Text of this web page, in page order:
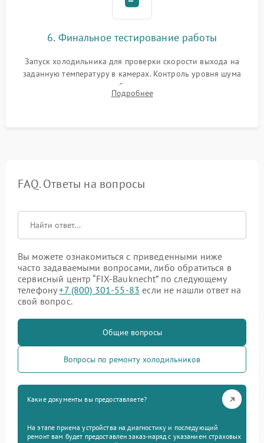
6. Финальное тестирование работы
Запуск холодильника для проверки скорости выхода на
заданную температуру в камерах. Контроль уровня шума
компрессора, отсутствия обмерзания стенок и корректного
срабатывания системы автоматической оттайки.
Подробнее
FAQ. Ответы на вопросы
Вы можете ознакомиться с приведенными ниже
часто задаваемыми вопросами, либо обратиться в
сервисный центр “FIX-Bauknecht” по следующему
телефону+7 (800) 301-55-83 если не нашли ответ на
свой вопрос.
Общие вопросы
Вопросы по ремонту холодильников
Какие документы вы предоставляете?
На этапе приема устройства на диагностику и последующий
ремонт вам будет предоставлен заказ-наряд с указанием страховых